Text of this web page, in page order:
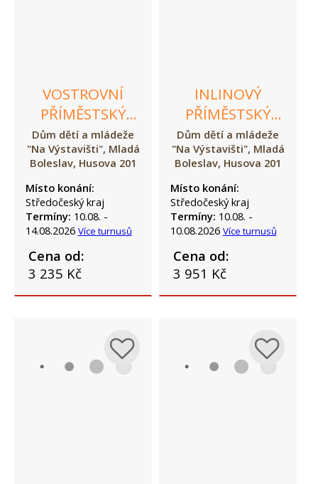
VOSTROVNÍ
PŘÍMĚSTSKÝ
TÁBOR
Dům dětí a mládeže
"Na Výstavišti", Mladá
Boleslav, Husova 201
Místo konání:
Středočeský kraj
Termíny: 10.08. -
14.08.2026 Více turnusů
Cena od:
3 235 Kč
INLINOVÝ
PŘÍMĚSTSKÝ
TÁBOR
Dům dětí a mládeže
"Na Výstavišti", Mladá
Boleslav, Husova 201
Místo konání:
Středočeský kraj
Termíny: 10.08. -
10.08.2026 Více turnusů
Cena od:
3 951 Kč